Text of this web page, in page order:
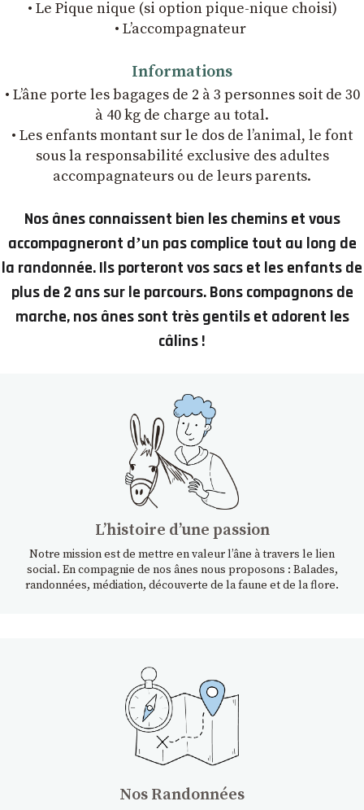
• Le Pique nique (si option pique-nique choisi)
• L’accompagnateur
Informations
• L’âne porte les bagages de 2 à 3 personnes soit de 30
à 40 kg de charge au total.
• Les enfants montant sur le dos de l’animal, le font
sous la responsabilité exclusive des adultes
accompagnateurs ou de leurs parents.
Nos ânes connaissent bien les chemins et vous
accompagneront dʼun pas complice tout au long de
la randonnée. Ils porteront vos sacs et les enfants de
plus de 2 ans sur le parcours. Bons compagnons de
marche, nos ânes sont très gentils et adorent les
câlins !
Lʼhistoire dʼune passion
Notre mission est de mettre en valeur l’âne à travers le lien
social. En compagnie de nos ânes nous proposons : Balades,
randonnées, médiation, découverte de la faune et de la flore.
Nos Randonnées